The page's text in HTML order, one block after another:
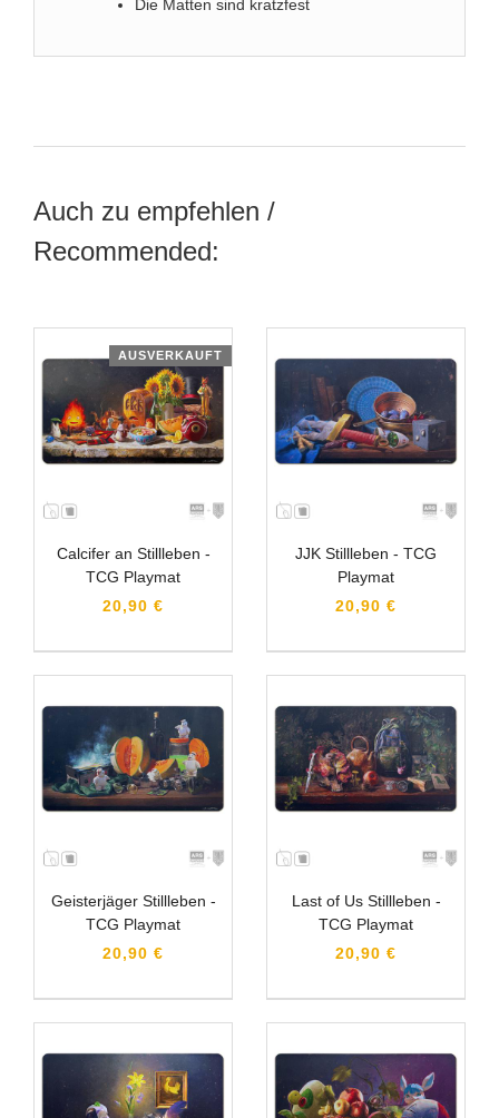
Die Matten sind kratzfest
Auch zu empfehlen /
Recommended:
AUSVERKAUFT
Calcifer an Stillleben -
TCG Playmat
20,90 €
JJK Stillleben - TCG
Playmat
20,90 €
Geisterjäger Stillleben -
TCG Playmat
20,90 €
Last of Us Stillleben -
TCG Playmat
20,90 €